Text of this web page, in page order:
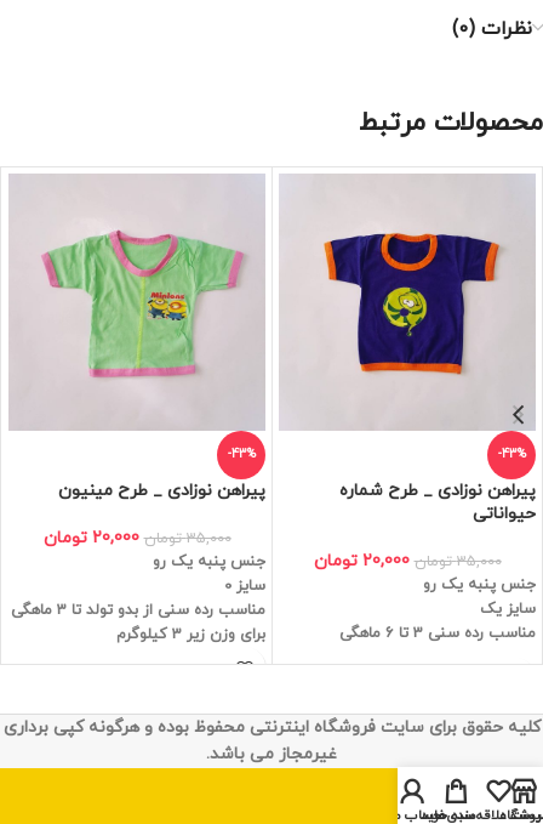
نظرات (0)
محصولات مرتبط
-43%
پیراهن نوزادی _ طرح شماره
حیواناتی
35,000 تومان 20,000 تومان
جنس پنبه یک رو
سایز یک
مناسب رده سنی 3 تا 6 ماهگی
-43%
پیراهن نوزادی _ طرح مینیون
35,000 تومان 20,000 تومان
جنس پنبه یک رو
سایز 0
مناسب رده سنی از بدو تولد تا 3 ماهگی
برای وزن زیر 3 کیلوگرم
کلیه حقوق برای سایت فروشگاه اینترنتی محفوظ بوده و هرگونه کپی برداری
غیرمجاز می باشد.
علاقه‌مندی‌ها
سبد خریدحساب من